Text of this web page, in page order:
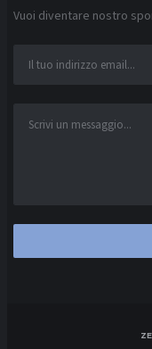
Vuoi diventare nostro